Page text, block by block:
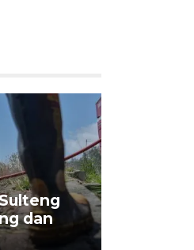
dan